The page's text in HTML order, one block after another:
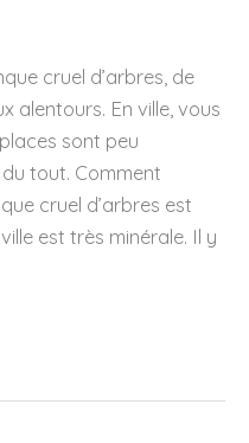
cruel d’arbres, de
alentours. En ville, vous
sont peu
tout. Comment
cruel d’arbres est
est très minérale. Il y